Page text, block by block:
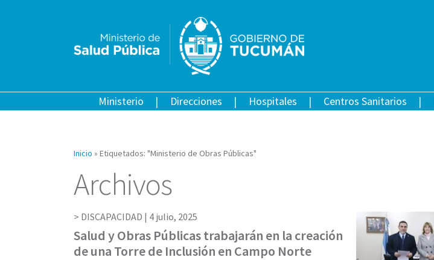
Ministerio Direcciones Hospitales Centros Sanitarios
Inicio » Etiquetados: "Ministerio de Obras Públicas"
Archivos
DISCAPACIDAD | 4 julio, 2025
Salud y Obras Públicas trabajarán en la creación
de una Torre de Inclusión en Campo Norte